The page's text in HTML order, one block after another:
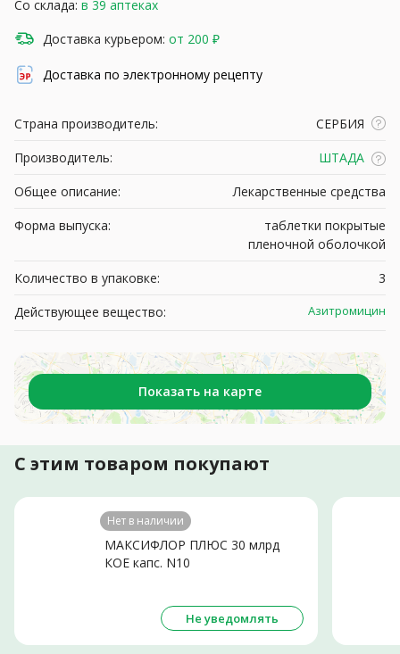
Со склада: в 39 аптеках
Доставка курьером: от 200 ₽
Доставка по электронному рецепту
Страна производитель:
СЕРБИЯ
Производитель:
ШТАДА
Общее описание:
Лекарственные средства
Форма выпуска:
таблетки покрытые
пленочной оболочкой
Количество в упаковке:
3
Действующее вещество:
Азитромицин
Показать на карте
С этим товаром покупают
Нет в наличии
МАКСИФЛОР ПЛЮС 30 млрд
КОЕ капс. N10
Не уведомлять